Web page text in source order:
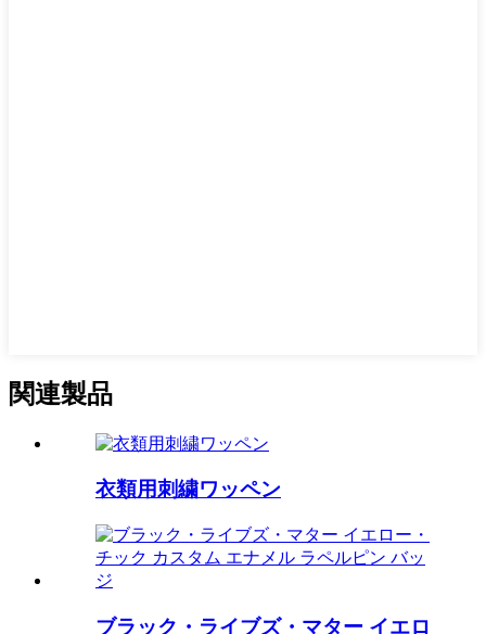
関連製品
衣類用刺繍ワッペン
ブラック・ライブズ・マター イエロ